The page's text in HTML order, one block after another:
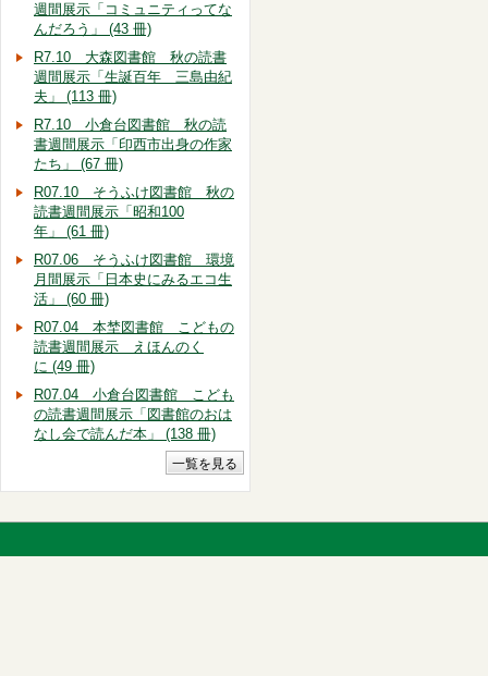
週間展示「コミュニティってな
んだろう」 (43 冊)
R7.10 大森図書館 秋の読書
週間展示「生誕百年 三島由紀
夫」 (113 冊)
R7.10 小倉台図書館 秋の読
書週間展示「印西市出身の作家
たち」 (67 冊)
R07.10 そうふけ図書館 秋の
読書週間展示「昭和100
年」 (61 冊)
R07.06 そうふけ図書館 環境
月間展示「日本史にみるエコ生
活」 (60 冊)
R07.04 本埜図書館 こどもの
読書週間展示 えほんのく
に (49 冊)
R07.04 小倉台図書館 こども
の読書週間展示「図書館のおは
なし会で読んだ本」 (138 冊)